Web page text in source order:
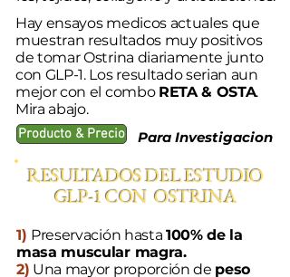
Hay ensayos medicos actuales que
muestran resultados muy positivos
de tomar Ostrina diariamente junto
con GLP-1. Los resultado serian aun
mejor con el combo RETA & OSTA.
Mira abajo.
Producto & Precio Para Investigacion
RESULTADOS DEL ESTUDIO
GLP-1 CON OSTRINA
1) Preservación hasta 100% de la
masa muscular magra.
2) Una mayor proporción de peso